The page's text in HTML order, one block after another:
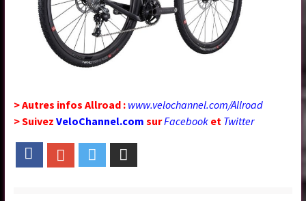
> Autres infos Allroad : www.velochannel.com/Allroad
> Suivez VeloChannel.com surFacebook et Twitter
FacebookGoogle+